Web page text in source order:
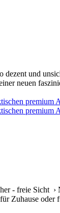
und
neuen
- freie Sicht
Zuhause oder